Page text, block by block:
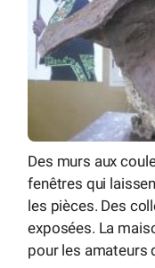
Des murs aux
fenêtres qui
les pièces. Des
exposées. La
pour les amateurs